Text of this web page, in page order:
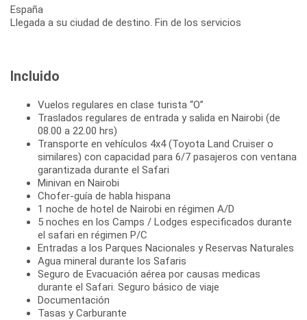
España
Llegada a su ciudad de destino. Fin de los servicios
Incluido
Vuelos regulares en clase turista “O”
Traslados regulares de entrada y salida en Nairobi (de
08.00 a 22.00 hrs)
Transporte en vehículos 4x4 (Toyota Land Cruiser o
similares) con capacidad para 6/7 pasajeros con ventana
garantizada durante el Safari
Minivan en Nairobi
Chofer-guía de habla hispana
1 noche de hotel de Nairobi en régimen A/D
5 noches en los Camps / Lodges especificados durante
el safari en régimen P/C
Entradas a los Parques Nacionales y Reservas Naturales
Agua mineral durante los Safaris
Seguro de Evacuación aérea por causas medicas
durante el Safari. Seguro básico de viaje
Documentación
Tasas y Carburante